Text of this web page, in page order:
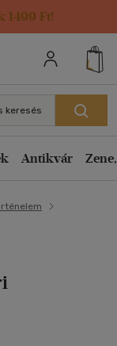
1499 Ft!
keresés
Antikvár